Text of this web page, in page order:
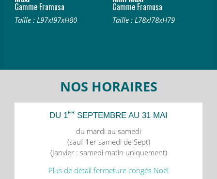
Gamme Framusa
Taille : L97xl97xH80
Gamme Framusa
Taille : L78xl78xH79
NOS HORAIRES
DU 1ER SEPTEMBRE AU 31 MAI
du mardi au samedi
(sauf 1er samedi de Sept)
(Janvier : samedi matin uniquement)
Plus de détail fermeture congés Noël